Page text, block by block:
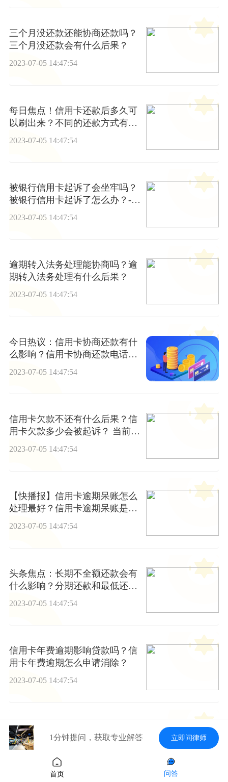
三个月没还款还能协商还款吗？
三个月没还款会有什么后果？
2023-07-05 14:47:54
每日焦点！信用卡还款后多久可
以刷出来？不同的还款方式有什
2023-07-05 14:47:54
被银行信用卡起诉了会坐牢吗？
被银行信用卡起诉了怎么办？-焦
2023-07-05 14:47:54
逾期转入法务处理能协商吗？逾
期转入法务处理有什么后果？
2023-07-05 14:47:54
今日热议：信用卡协商还款有什
么影响？信用卡协商还款电话该
2023-07-05 14:47:54
信用卡欠款不还有什么后果？信
用卡欠款多少会被起诉？ 当前速
读
2023-07-05 14:47:54
【快播报】信用卡逾期呆账怎么
处理最好？信用卡逾期呆账是什
么意思？
2023-07-05 14:47:54
头条焦点：长期不全额还款会有
什么影响？分期还款和最低还款
2023-07-05 14:47:54
信用卡年费逾期影响贷款吗？信
用卡年费逾期怎么申请消除？
2023-07-05 14:47:54
全球最资讯丨信用卡分期会影响
买房贷款吗？信用卡最多可以分
多少期？
2023-07-05 14:47:54
1分钟提问，获取专业解答 立即问律师
首页 问答